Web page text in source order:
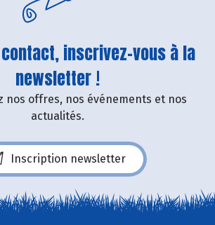
inscrivez-vous à la
newsletter !
nos offres, nos événements et nos
actualités.
Inscription newsletter